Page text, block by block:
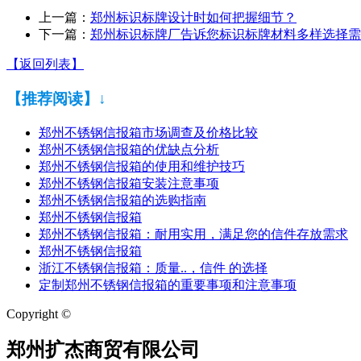
上一篇： 郑州标识标牌设计时如何把握细节？
下一篇： 郑州标识标牌厂告诉您标识标牌材料多样选择
【返回列表】
【推荐阅读】↓
郑州不锈钢信报箱市场调查及价格比较
郑州不锈钢信报箱的优缺点分析
郑州不锈钢信报箱的使用和维护技巧
郑州不锈钢信报箱安装注意事项
郑州不锈钢信报箱的选购指南
郑州不锈钢信报箱
郑州不锈钢信报箱：耐用实用，满足您的信件存放需求
郑州不锈钢信报箱
浙江不锈钢信报箱：质量..，信件 的选择
定制郑州不锈钢信报箱的重要事项和注意事项
Copyright ©
郑州扩杰商贸有限公司